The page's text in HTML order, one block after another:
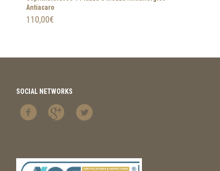
Antiacaro
110,00€
SOCIAL NETWORKS